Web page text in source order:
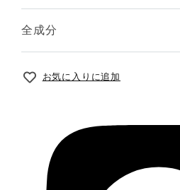
全成分
お気に入りに追加